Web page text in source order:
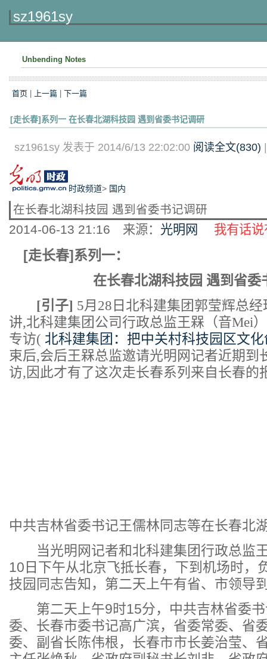
sz1961sy
Unbending Notes
首页 上一篇 下一篇
[走长春]系列一 在长春北湖科技园 遇到省委书记调研
sz1961sy 发表于 2014/6/13 22:02:00 阅读全文(830)
时政频道> 国内
在长春北湖科技园 遇到省委书记调研
2014-06-13 21:16 来源： 光明网 我有话说
[走长春]系列一：
在长春北湖科技园 遇到省委
[引子] 5月28日北科建集团郭莹辉总
讲,北科建集团公司行政总监王槑（音Mei
专访( 北科建集团：把中关村科技园区文
束后,会后王槑总监邀请光明网记者近期到
访,因此才有了这次走长春系列来自长春的
中共吉林省委书记王儒林同志等在长春北
当光明网记者和北科建集团行政总监
10日下午从北京飞抵长春，下到机场时，
技园同志告知，第二天上午有省、市领导
第二天上午9时15分，中共吉林省委书
委、长春市委书记高广滨，省委常委、省
委、副省长陈伟根，长春市市长姜治莹、